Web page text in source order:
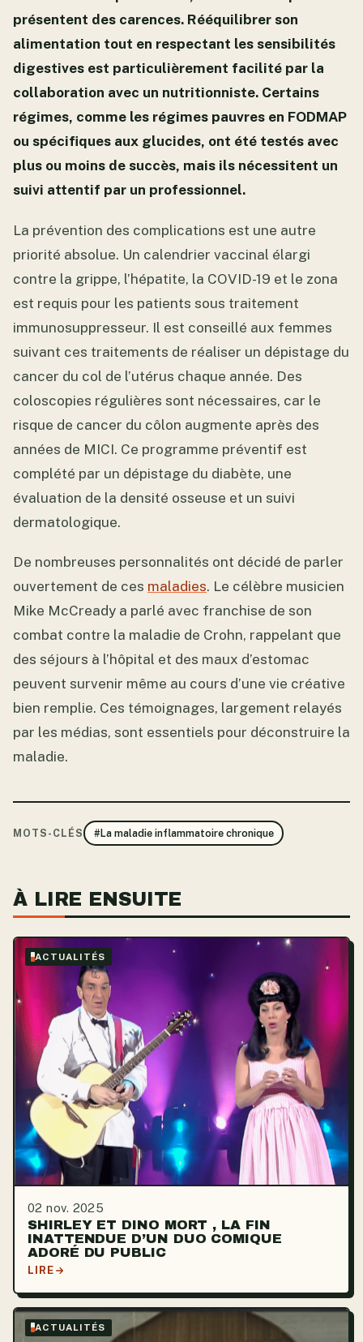
présentent des carences. Rééquilibrer son
alimentation tout en respectant les sensibilités
digestives est particulièrement facilité par la
collaboration avec un nutritionniste. Certains
régimes, comme les régimes pauvres en FODMAP
ou spécifiques aux glucides, ont été testés avec
plus ou moins de succès, mais ils nécessitent un
suivi attentif par un professionnel.
La prévention des complications est une autre
priorité absolue. Un calendrier vaccinal élargi
contre la grippe, l’hépatite, la COVID-19 et le zona
est requis pour les patients sous traitement
immunosuppresseur. Il est conseillé aux femmes
suivant ces traitements de réaliser un dépistage du
cancer du col de l’utérus chaque année. Des
coloscopies régulières sont nécessaires, car le
risque de cancer du côlon augmente après des
années de MICI. Ce programme préventif est
complété par un dépistage du diabète, une
évaluation de la densité osseuse et un suivi
dermatologique.
De nombreuses personnalités ont décidé de parler
ouvertement de ces maladies. Le célèbre musicien
Mike McCready a parlé avec franchise de son
combat contre la maladie de Crohn, rappelant que
des séjours à l’hôpital et des maux d’estomac
peuvent survenir même au cours d’une vie créative
bien remplie. Ces témoignages, largement relayés
par les médias, sont essentiels pour déconstruire la
maladie.
MOTS-CLÉS #La maladie inflammatoire chronique
À LIRE ENSUITE
ACTUALITÉS
02 nov. 2025
SHIRLEY ET DINO MORT , LA FIN
INATTENDUE D’UN DUO COMIQUE
ADORÉ DU PUBLIC
LIRE
ACTUALITÉS